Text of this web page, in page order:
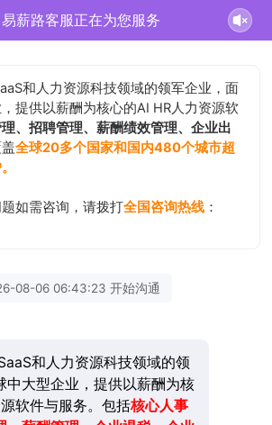
易薪路客服正在为您服务
和人力资源科技领域的领军企业，面
提供以薪酬为核心的AI HR人力资源软
、招聘管理、薪酬绩效管理、企业出
全球20多个国家和国内480个城市超
如需咨询，请拨打全国咨询热线 ：
08-06 06:43:23 开始沟通
和人力资源科技领域的领
中大型企业，提供以薪酬为核
软件与服务。包括核心人事